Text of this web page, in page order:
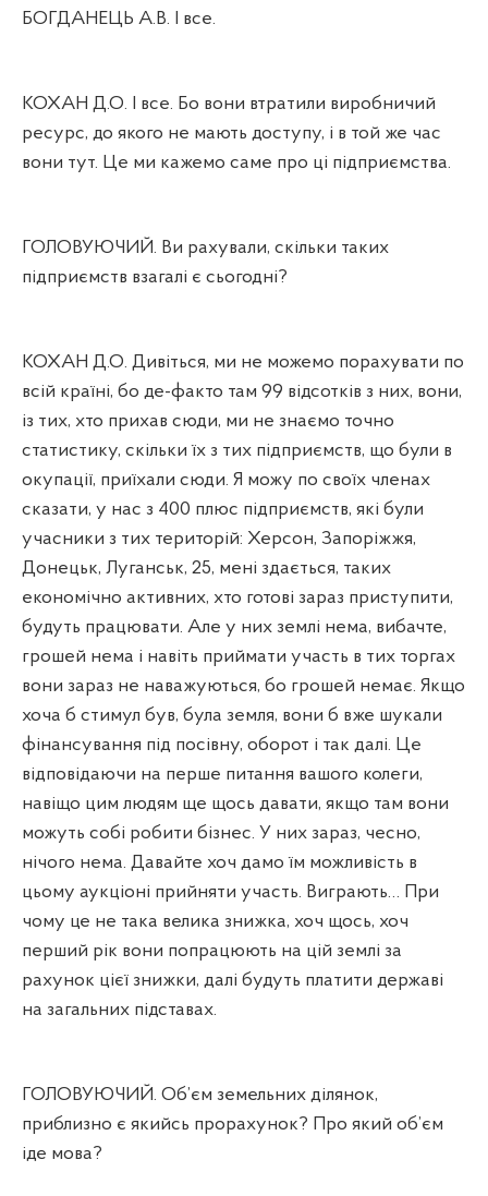
БОГДАНЕЦЬ А.В. І все.
КОХАН Д.О. І все. Бо вони втратили виробничий
ресурс, до якого не мають доступу, і в той же час
вони тут. Це ми кажемо саме про ці підприємства.
ГОЛОВУЮЧИЙ. Ви рахували, скільки таких
підприємств взагалі є сьогодні?
КОХАН Д.О. Дивіться, ми не можемо порахувати по
всій країні, бо де-факто там 99 відсотків з них, вони,
із тих, хто прихав сюди, ми не знаємо точно
статистику, скільки їх з тих підприємств, що були в
окупації, приїхали сюди. Я можу по своїх членах
сказати, у нас з 400 плюс підприємств, які були
учасники з тих територій: Херсон, Запоріжжя,
Донецьк, Луганськ, 25, мені здається, таких
економічно активних, хто готові зараз приступити,
будуть працювати. Але у них землі нема, вибачте,
грошей нема і навіть приймати участь в тих торгах
вони зараз не наважуються, бо грошей немає. Якщо
хоча б стимул був, була земля, вони б вже шукали
фінансування під посівну, оборот і так далі. Це
відповідаючи на перше питання вашого колеги,
навіщо цим людям ще щось давати, якщо там вони
можуть собі робити бізнес. У них зараз, чесно,
нічого нема. Давайте хоч дамо їм можливість в
цьому аукціоні прийняти участь. Виграють… При
чому це не така велика знижка, хоч щось, хоч
перший рік вони попрацюють на цій землі за
рахунок цієї знижки, далі будуть платити державі
на загальних підставах.
ГОЛОВУЮЧИЙ. Об’єм земельних ділянок,
приблизно є якийсь прорахунок? Про який об’єм
іде мова?